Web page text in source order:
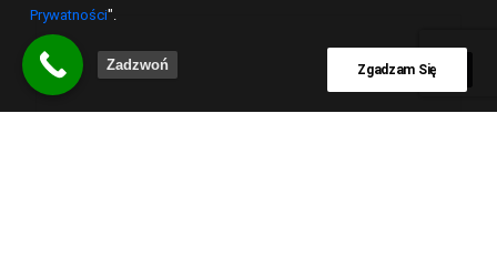
Prywatności".
Zgadzam Się
Zadzwoń